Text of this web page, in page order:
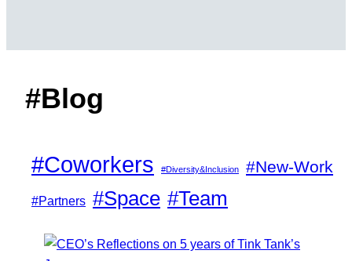
#Blog
#Coworkers #Diversity&Inclusion #New-Work
#Partners #Space #Team